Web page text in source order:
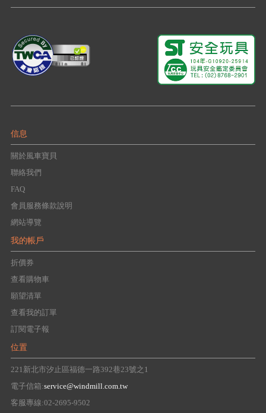
信息
關於風車寶貝
聯絡我們
FAQ
會員服務條款說明
網站導覽
我的帳戶
折價券
查看購物車
願望清單
查看我的訂單
訂閱電子報
位置
221新北市汐止區福德一路392巷23號之1
電子信箱:service@windmill.com.tw
客服專線:02-2695-9502